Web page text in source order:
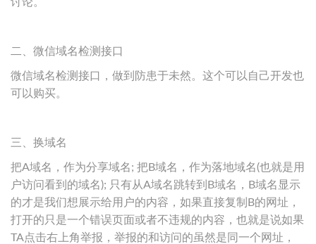
二、微信域名检测接口
微信域名检测接口，做到防患于未然。这个可以自己开发也
可以购买。
三、换域名
把A域名，作为分享域名; 把B域名，作为落地域名(也就是用
户访问看到的域名); 只有从A域名跳转到B域名，B域名显示
的才是我们想展示给用户的内容，如果直接复制B的网址，
打开的只是一个错误页面或者不违规的内容，也就是说如果
TA点击右上角举报，举报的和访问的虽然是同一个网址，